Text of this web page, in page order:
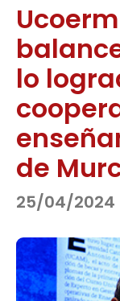
lo
de
25/04/2024